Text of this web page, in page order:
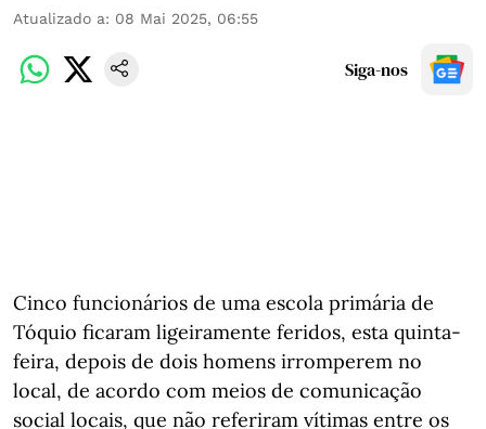
Atualizado a: 08 Mai 2025, 06:55
Siga-nos
Cinco funcionários de uma escola primária de
Tóquio ficaram ligeiramente feridos, esta quinta-
feira, depois de dois homens irromperem no
local, de acordo com meios de comunicação
social locais, que não referiram vítimas entre os